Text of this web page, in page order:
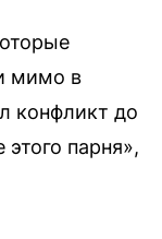
мимо в
конфликт до
этого парня»,